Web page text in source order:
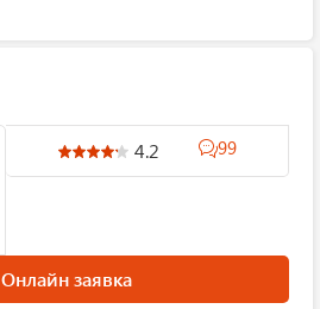
4.2 99
Онлайн заявка